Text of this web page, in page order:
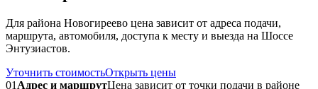
Для района Новогиреево цена зависит от адреса подачи,
маршрута, автомобиля, доступа к месту и выезда на Шоссе
Энтузиастов.
Уточнить стоимостьОткрыть цены
01 Адрес и маршрутЦена зависит от точки подачи в районе